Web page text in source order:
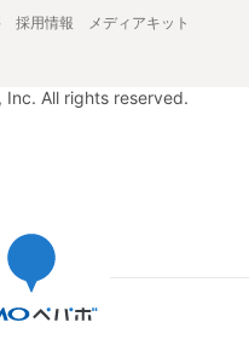
採用情報 メディアキット
All rights reserved.